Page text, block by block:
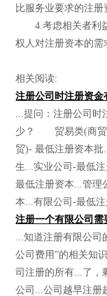
比服务业要求的注册
4.考虑相关者利益
权人对注册资本的需
相关阅读:
注册公司时注册资金
...提问：注册公司
少？ 贸易类(商贸
贸)- 最低注册资本
生...实业公司-最低
最低注册资本...管理
本...有限公司-最低注
注册一个有限公司需
...知道注册有限公
公司费用”的相关知
司注册的所有...了，
公司...公司越早注册